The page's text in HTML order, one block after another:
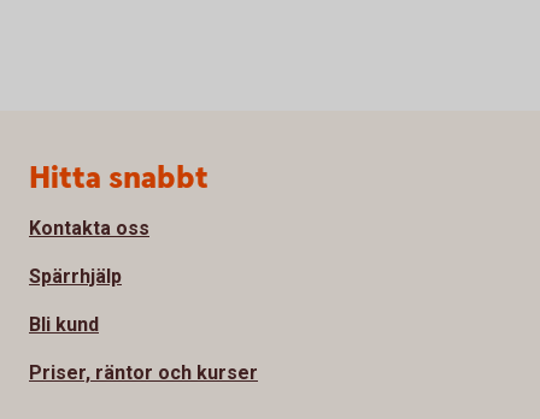
Sidfot
Hitta snabbt
Kontakta oss
Spärrhjälp
Bli kund
Priser, räntor och kurser